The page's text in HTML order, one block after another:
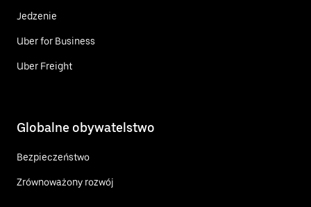
Jedzenie
Uber for Business
Uber Freight
Globalne obywatelstwo
Bezpieczeństwo
Zrównoważony rozwój